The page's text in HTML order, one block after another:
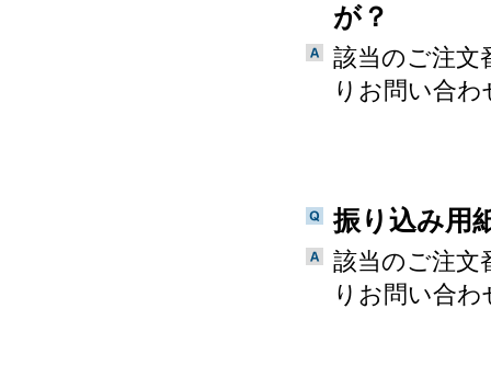
が？
該当のご注文
りお問い合
振り込み用
該当のご注文
りお問い合